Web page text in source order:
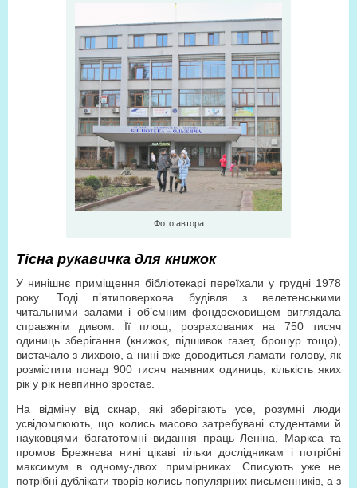
Фото автора
Тісна рукавичка для книжок
У нинішнє приміщення бібліотекарі переїхали у грудні 1978
року. Тоді п’ятиповерхова будівля з велетенськими
читальними залами і об’ємним фондосховищем виглядала
справжнім дивом. Її площ, розрахованих на 750 тисяч
одиниць зберігання (книжок, підшивок газет, брошур тощо),
вистачало з лихвою, а нині вже доводиться ламати голову, як
розмістити понад 900 тисяч наявних одиниць, кількість яких
рік у рік невпинно зростає.
На відміну від скнар, які зберігають усе, розумні люди
усвідомлюють, що колись масово затребувані студентами й
науковцями багатотомні видання праць Леніна, Маркса та
промов Брежнєва нині цікаві тільки дослідникам і потрібні
максимум в одному-двох примірниках. Списують уже не
потрібні дублікати творів колись популярних письменників, а з